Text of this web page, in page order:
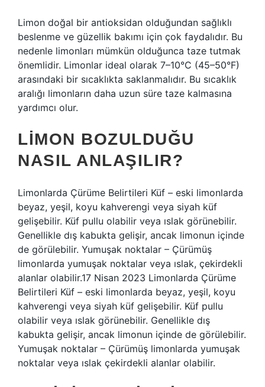
Limon doğal bir antioksidan olduğundan sağlıklı
beslenme ve güzellik bakımı için çok faydalıdır. Bu
nedenle limonları mümkün olduğunca taze tutmak
önemlidir. Limonlar ideal olarak 7–10°C (45–50°F)
arasındaki bir sıcaklıkta saklanmalıdır. Bu sıcaklık
aralığı limonların daha uzun süre taze kalmasına
yardımcı olur.
LIMON BOZULDUĞU
NASIL ANLAŞILIR?
Limonlarda Çürüme Belirtileri Küf – eski limonlarda
beyaz, yeşil, koyu kahverengi veya siyah küf
gelişebilir. Küf pullu olabilir veya ıslak görünebilir.
Genellikle dış kabukta gelişir, ancak limonun içinde
de görülebilir. Yumuşak noktalar – Çürümüş
limonlarda yumuşak noktalar veya ıslak, çekirdekli
alanlar olabilir.17 Nisan 2023 Limonlarda Çürüme
Belirtileri Küf – eski limonlarda beyaz, yeşil, koyu
kahverengi veya siyah küf gelişebilir. Küf pullu
olabilir veya ıslak görünebilir. Genellikle dış
kabukta gelişir, ancak limonun içinde de görülebilir.
Yumuşak noktalar – Çürümüş limonlarda yumuşak
noktalar veya ıslak çekirdekli alanlar olabilir.